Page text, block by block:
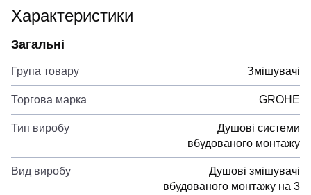
Характеристики
Загальні
Група товару Змішувачі
Торгова марка GROHE
Тип виробу
Душові системи
вбудованого монтажу
Вид виробу
Душові змішувачі
вбудованого монтажу на 3